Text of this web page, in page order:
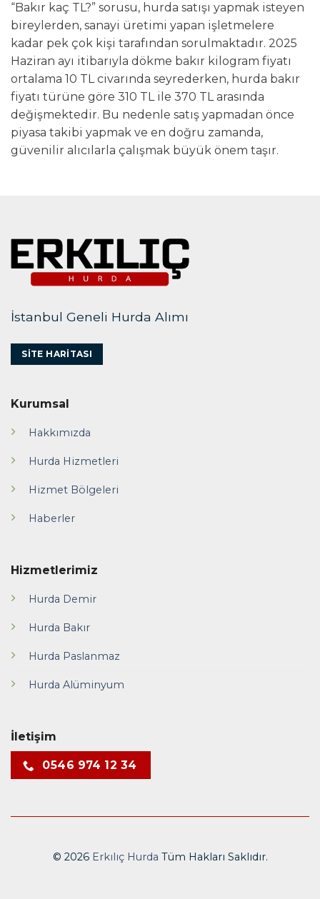
“Bakır kaç TL?” sorusu, hurda satışı yapmak isteyen
bireylerden, sanayi üretimi yapan işletmelere
kadar pek çok kişi tarafından sorulmaktadır. 2025
Haziran ayı itibarıyla dökme bakır kilogram fiyatı
ortalama 10 TL civarında seyrederken, hurda bakır
fiyatı türüne göre 310 TL ile 370 TL arasında
değişmektedir. Bu nedenle satış yapmadan önce
piyasa takibi yapmak ve en doğru zamanda,
güvenilir alıcılarla çalışmak büyük önem taşır.
İstanbul Geneli Hurda Alımı
SITE HARITASI
Kurumsal
Hakkımızda
Hurda Hizmetleri
Hizmet Bölgeleri
Haberler
Hizmetlerimiz
Hurda Demir
Hurda Bakır
Hurda Paslanmaz
Hurda Alüminyum
İletişim
0546 974 12 34
© 2026 Erkılıç Hurda Tüm Hakları Saklıdır.